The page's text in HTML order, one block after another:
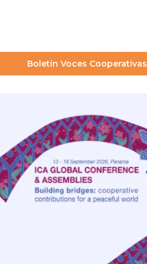
Boletín Voces Cooperativas